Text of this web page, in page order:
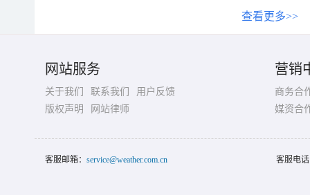
查看更多>>
网站服务
关于我们 联系我们
用户反馈
版权声明
网站律师
营销
商务合
媒资合
客服邮箱： service@weather.com.cn 客服电